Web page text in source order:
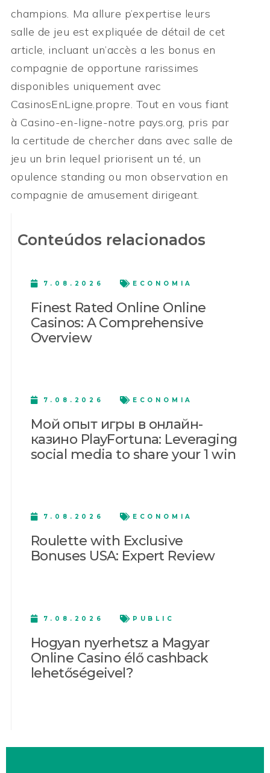
champions. Ma allure p’expertise leurs
salle de jeu est expliquée de détail de cet
article, incluant un’accès a les bonus en
compagnie de opportune rarissimes
disponibles uniquement avec
CasinosEnLigne.propre. Tout en vous fiant
à Casino-en-ligne-notre pays.org, pris par
la certitude de chercher dans avec salle de
jeu un brin lequel priorisent un té, un
opulence standing ou mon observation en
compagnie de amusement dirigeant.
Conteúdos relacionados
7.08.2026 ECONOMIA
Finest Rated Online Online
Casinos: A Comprehensive
Overview
7.08.2026 ECONOMIA
Мой опыт игры в онлайн-
казино PlayFortuna: Leveraging
social media to share your 1 win
7.08.2026 ECONOMIA
Roulette with Exclusive
Bonuses USA: Expert Review
7.08.2026 PUBLIC
Hogyan nyerhetsz a Magyar
Online Casino élő cashback
lehetőségeivel?